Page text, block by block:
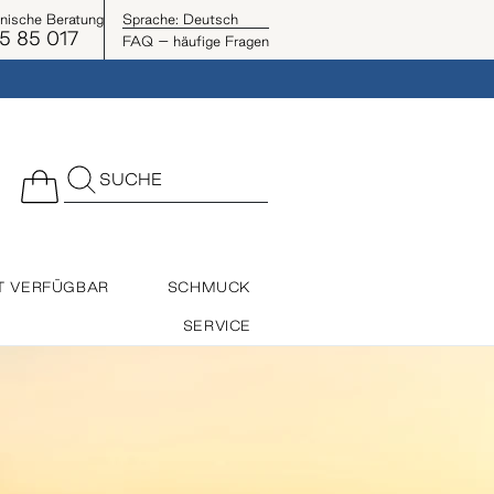
Beratung
85 017
Sprache: Deutsch
FAQ – häufige Fragen
SUCHE
VERFÜGBAR SCHMUCK
SERVICE